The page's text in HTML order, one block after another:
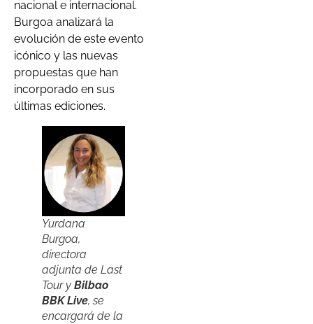
nacional e internacional.
Burgoa analizará la
evolución de este evento
icónico y las nuevas
propuestas que han
incorporado en sus
últimas ediciones.
Yurdana
Burgoa,
directora
adjunta de Last
Tour y Bilbao
BBK Live, se
encargará de la